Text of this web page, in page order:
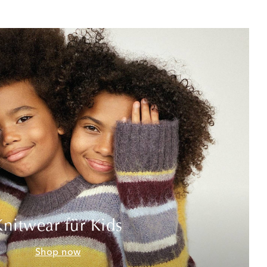
für Kids
Shop now